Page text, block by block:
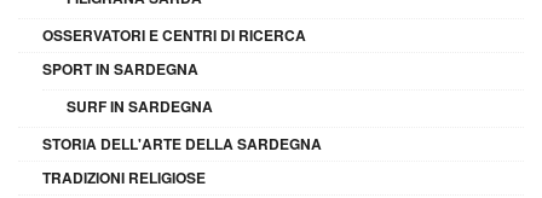
OSSERVATORI E CENTRI DI RICERCA
SPORT IN SARDEGNA
SURF IN SARDEGNA
STORIA DELL'ARTE DELLA SARDEGNA
TRADIZIONI RELIGIOSE